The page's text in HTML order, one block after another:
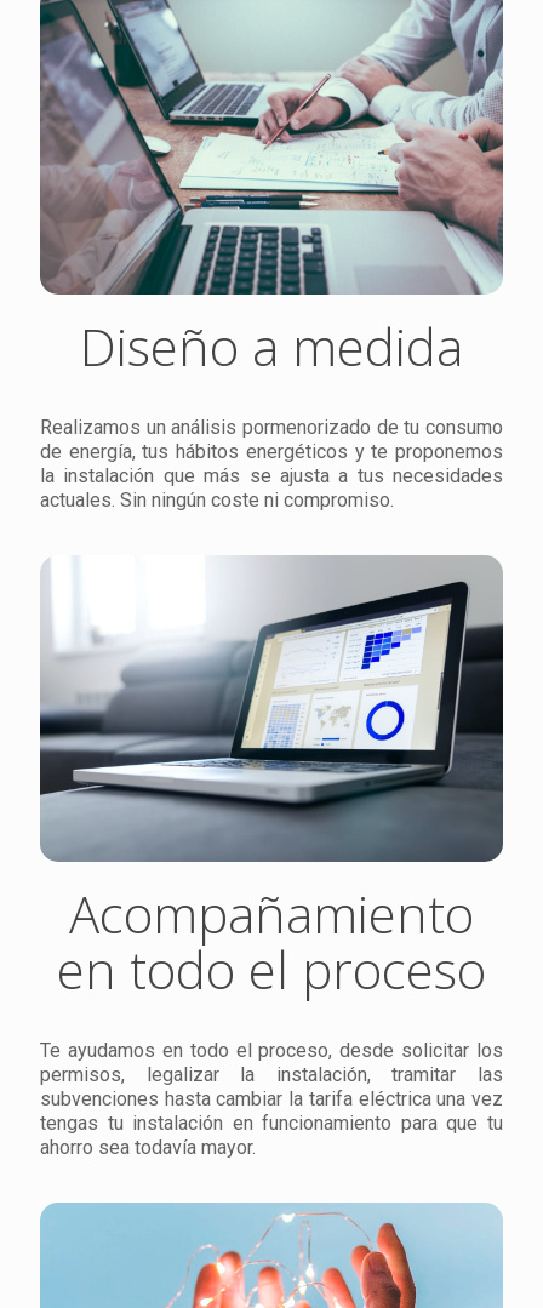
Diseño a medida
Realizamos un análisis pormenorizado de tu consumo
de energía, tus hábitos energéticos y te proponemos
la instalación que más se ajusta a tus necesidades
actuales. Sin ningún coste ni compromiso.
Acompañamiento
en todo el proceso
Te ayudamos en todo el proceso, desde solicitar los
permisos, legalizar la instalación, tramitar las
subvenciones hasta cambiar la tarifa eléctrica una vez
tengas tu instalación en funcionamiento para que tu
ahorro sea todavía mayor.